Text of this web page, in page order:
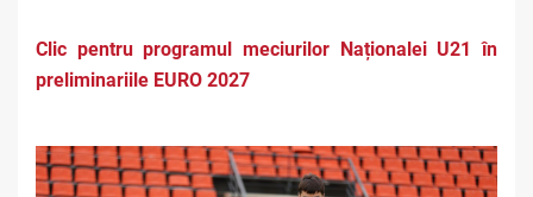
Clic pentru programul meciurilor Naționalei U21 în
preliminariile EURO 2027